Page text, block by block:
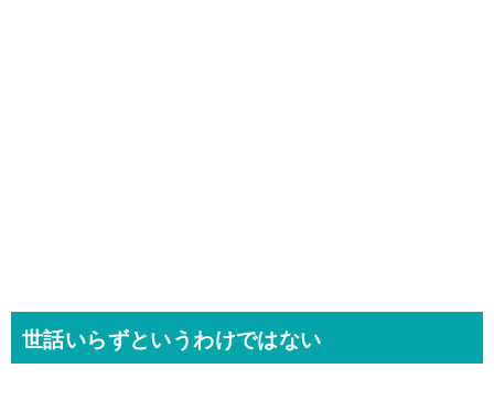
世話いらずというわけではない